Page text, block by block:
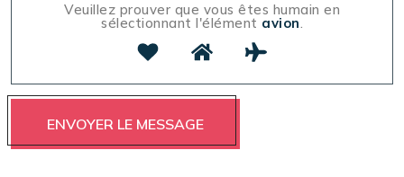
Veuillez prouver que vous êtes humain en
sélectionnant l'élément avion.